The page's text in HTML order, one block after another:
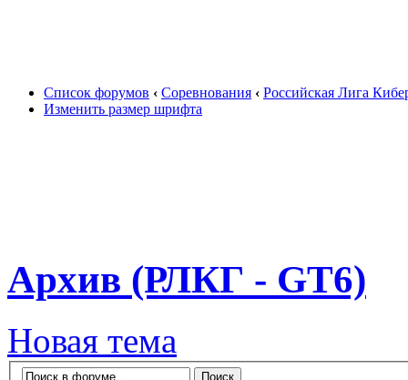
Список форумов ‹ Соревнования ‹ Российская Лига
Изменить размер шрифта
Архив (РЛКГ - GT6)
Новая тема